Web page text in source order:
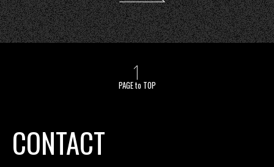
PAGE to TOP
CONTACT